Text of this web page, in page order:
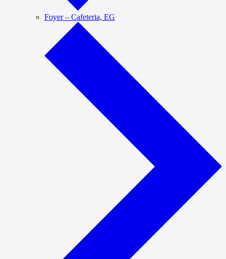
Foyer – Cafeteria, EG